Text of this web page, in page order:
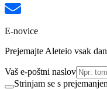
E-novice
Prejemajte Aleteio vsak
Vaš e-poštni naslov
Strinjam se s